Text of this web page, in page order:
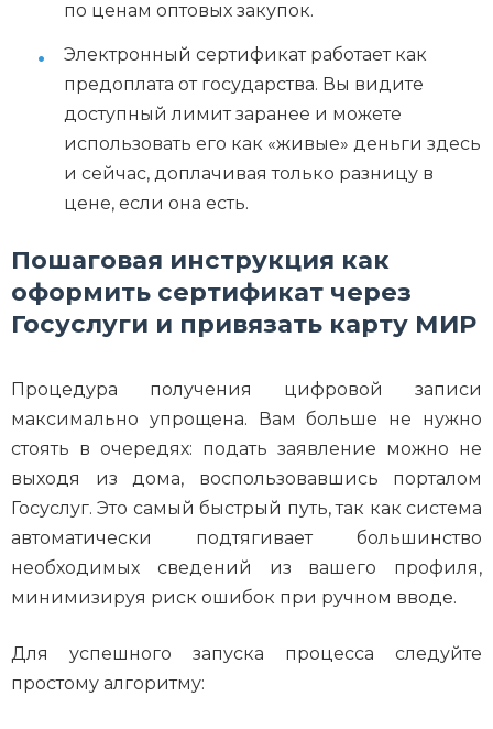
по ценам оптовых закупок.
Электронный сертификат работает как
предоплата от государства. Вы видите
доступный лимит заранее и можете
использовать его как «живые» деньги здесь
и сейчас, доплачивая только разницу в
цене, если она есть.
Пошаговая инструкция как
оформить сертификат через
Госуслуги и привязать карту МИР
Процедура получения цифровой записи
максимально упрощена. Вам больше не нужно
стоять в очередях: подать заявление можно не
выходя из дома, воспользовавшись порталом
Госуслуг. Это самый быстрый путь, так как система
автоматически подтягивает большинство
необходимых сведений из вашего профиля,
минимизируя риск ошибок при ручном вводе.
Для успешного запуска процесса следуйте
простому алгоритму: